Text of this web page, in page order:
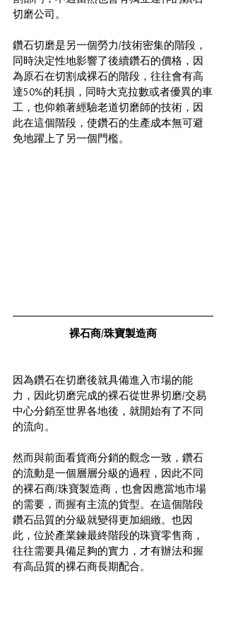
切磨公司。
鑽石切磨是另一個勞力/技術密集的階段，
同時決定性地影響了後續鑽石的價格，因
為原石在切割成裸石的階段，往往會有高
達50%的耗損，同時大克拉數或者優異的車
工，也仰賴著經驗老道切磨師的技術，因
此在這個階段，使鑽石的生產成本無可避
免地躍上了另一個門檻。
裸石商/珠寶製造商
因為鑽石在切磨後就具備進入市場的能
力，因此切磨完成的裸石從世界切磨/交易
中心分銷至世界各地後，就開始有了不同
的流向。
然而與前面看貨商分銷的觀念一致，鑽石
的流動是一個層層分級的過程，因此不同
的裸石商/珠寶製造商，也會因應當地市場
的需要，而握有主流的貨型。在這個階段
鑽石品質的分級就變得更加細緻。也因
此，位於產業鍊最終階段的珠寶零售商，
往往需要具備足夠的實力，才有辦法和握
有高品質的裸石商長期配合。